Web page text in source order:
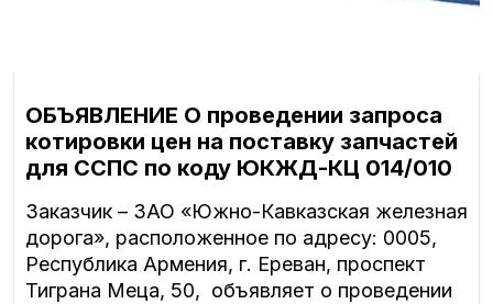
ОБЪЯВЛЕНИЕ О проведении запроса
котировки цен на поставку запчастей
для ССПС по коду ЮКЖД-КЦ 014/010
Заказчик – ЗАО «Южно-Кавказская железная
дорога», расположенное по адресу: 0005,
Республика Армения, г. Ереван, проспект
Тиграна Меца, 50, объявляет о проведении